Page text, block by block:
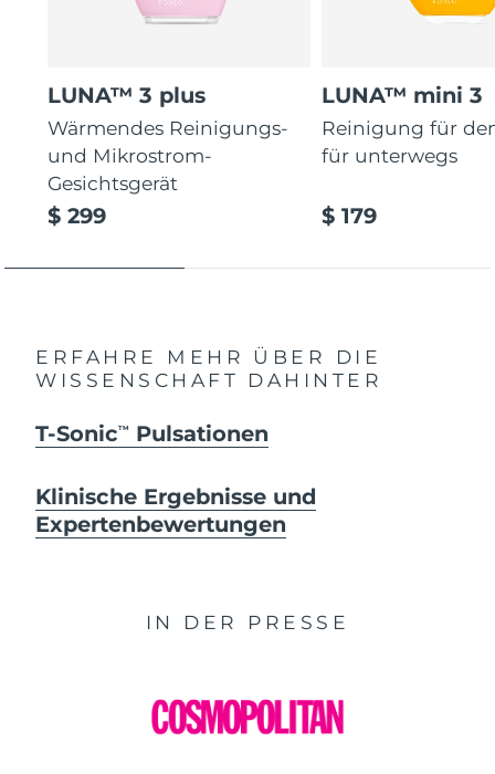
LUNA™ 3 plus
Wärmendes Reinigungs-
und Mikrostrom-
Gesichtsgerät
$ 299
LUNA™ mini 3
Reinigung für
für unterwegs
$ 179
ERFAHRE MEHR ÜBER DIE
WISSENSCHAFT DAHINTER
T-SonicTM Pulsationen
Klinische Ergebnisse und
Expertenbewertungen
IN DER PRESSE